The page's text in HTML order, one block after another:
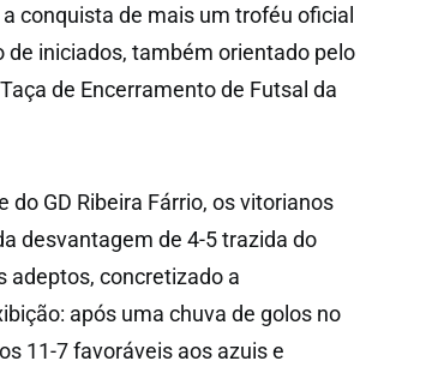
conquista de mais um troféu oficial
iniciados, também orientado pelo
de Encerramento de Futsal da
GD Ribeira Fárrio, os vitorianos
desvantagem de 4-5 trazida do
adeptos, concretizado a
após uma chuva de golos no
11-7 favoráveis aos azuis e